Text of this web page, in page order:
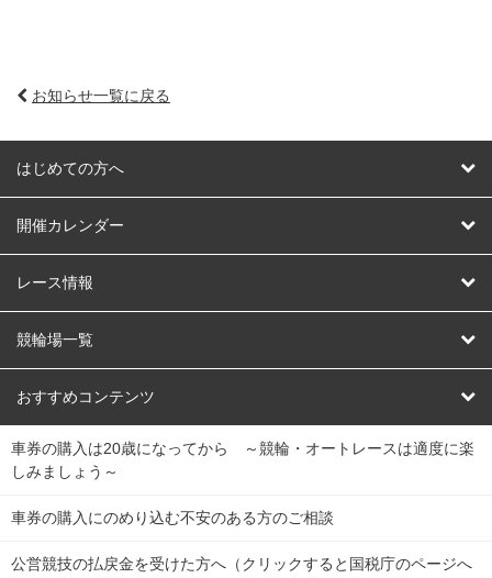
お知らせ一覧に戻る
はじめての方へ
はじめての方へ
開催カレンダー
競輪
オートレース
競輪くじ
Dokanto!
チャリロトプラザ
レース情報
レース予想
レース結果
キャリーオーバー一覧
競輪場一覧
北日本 函館競輪場
関
東
弥彦競輪場 前橋競輪場 取手競輪場 宇都宮競輪場
関
おすすめコンテンツ
競輪選手情報
Perfecta Navi
netkeirin
車券の購入は20歳になってから ～競輪・オートレースは適度に楽
しみましょう～
車券の購入にのめり込む不安のある方のご相談
公営競技の払戻金を受けた方へ（クリックすると国税庁のページへ